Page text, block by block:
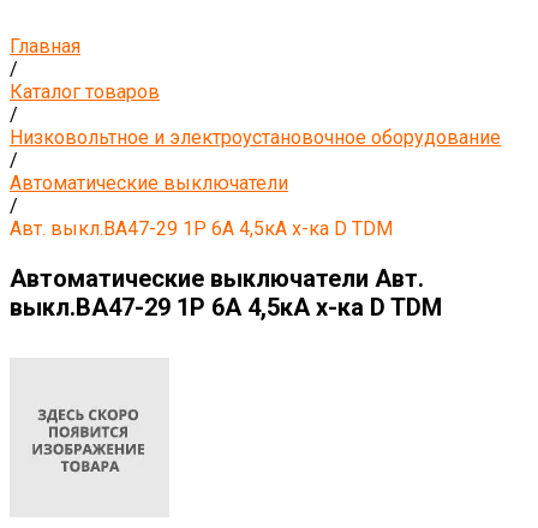
Главная
/
Каталог товаров
/
Низковольтное и электроустановочное оборудование
/
Автоматические выключатели
/
Авт. выкл.ВА47-29 1Р 6А 4,5кА х-ка D TDM
Автоматические выключатели Авт.
выкл.ВА47-29 1Р 6А 4,5кА х-ка D TDM